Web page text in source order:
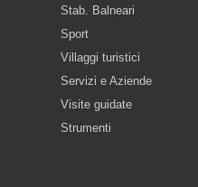
Stab. Balneari
Sport
Villaggi turistici
Servizi e Aziende
Visite guidate
Strumenti